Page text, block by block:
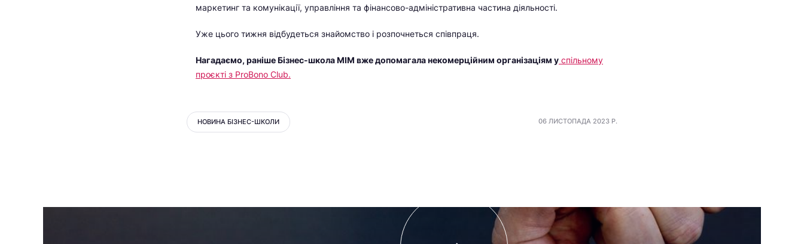
маркетинг та комунікації, управління та фінансово-адміністративна частина діяльності.
Уже цього тижня відбудеться знайомство і розпочнеться співпраця.
Нагадаємо, раніше Бізнес-школа МІМ вже допомагала некомерційним організаціям у спільному
проєкті з ProBono Club.
НОВИНА БІЗНЕС-ШКОЛИ 06 ЛИСТОПАДА 2023 Р.